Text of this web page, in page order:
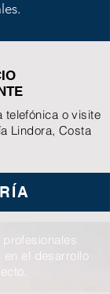
telefónica o visite
Lindora, Costa
el desarrollo